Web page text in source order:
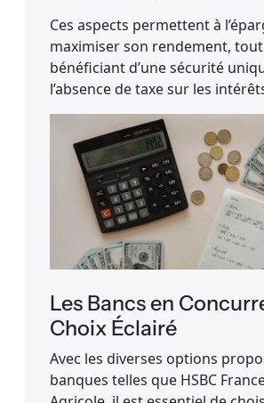
Ces aspects permettent à
maximiser son rendement,
bénéficiant d’une sécurité
l’absence de taxe sur les
Les Bancs en
Choix Éclairé
Avec les diverses options
banques telles que HSBC